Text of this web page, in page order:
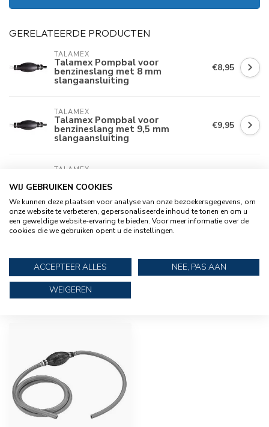
GERELATEERDE PRODUCTEN
TALAMEX
Talamex Pompbal voor
benzineslang met 8 mm
slangaansluiting
€8,95
TALAMEX
Talamex Pompbal voor
benzineslang met 9,5 mm
slangaansluiting
€9,95
TALAMEX
brandstofslang met pompbal
2 stuks RVS slangklem 9-12 mm
WIJ GEBRUIKEN COOKIES
We kunnen deze plaatsen voor analyse van onze bezoekersgegevens, om
onze website te verbeteren, gepersonaliseerde inhoud te tonen en om u
een geweldige website-ervaring te bieden. Voor meer informatie over de
cookies die we gebruiken opent u de instellingen.
ACCEPTEER ALLES
NEE, PAS AAN
WEIGEREN